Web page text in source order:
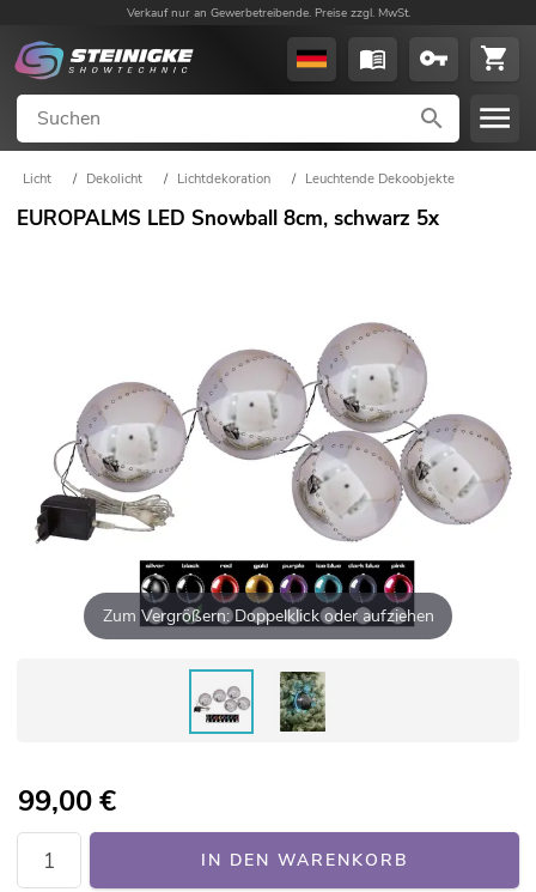
Verkauf nur an Gewerbetreibende. Preise zzgl. MwSt.
Licht / Dekolicht / Lichtdekoration / Leuchtende Dekoobjekte
EUROPALMS LED Snowball 8cm, schwarz 5x
Zum Vergrößern: Doppelklick oder aufziehen
99,00€
IN DEN WARENKORB